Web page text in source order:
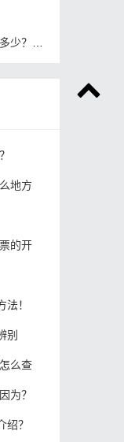
日答案]
地方
的开
！
别
么查
为？
？